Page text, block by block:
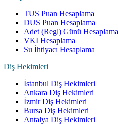
TUS Puan Hesaplama
DUS Puan Hesaplama
Adet (Regl) Günü Hesaplama
VKI Hesaplama
Su İhtiyacı Hesaplama
Diş Hekimleri
İstanbul Diş Hekimleri
Ankara Diş Hekimleri
İzmir Diş Hekimleri
Bursa Diş Hekimleri
Antalya Diş Hekimleri